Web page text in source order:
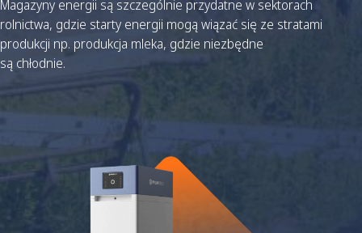
Magazyny energii są szczególnie przydatne w sektorach
rolnictwa, gdzie starty energii mogą wiązać się ze stratami
produkcji np. produkcja mleka, gdzie niezbędne
są chłodnie.